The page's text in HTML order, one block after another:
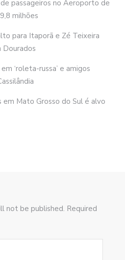
passageiros no Aeroporto de
milhões
para Itaporã e Zé Teixeira
Dourados
‘roleta-russa’ e amigos
em Mato Grosso do Sul é alvo
not be published. Required